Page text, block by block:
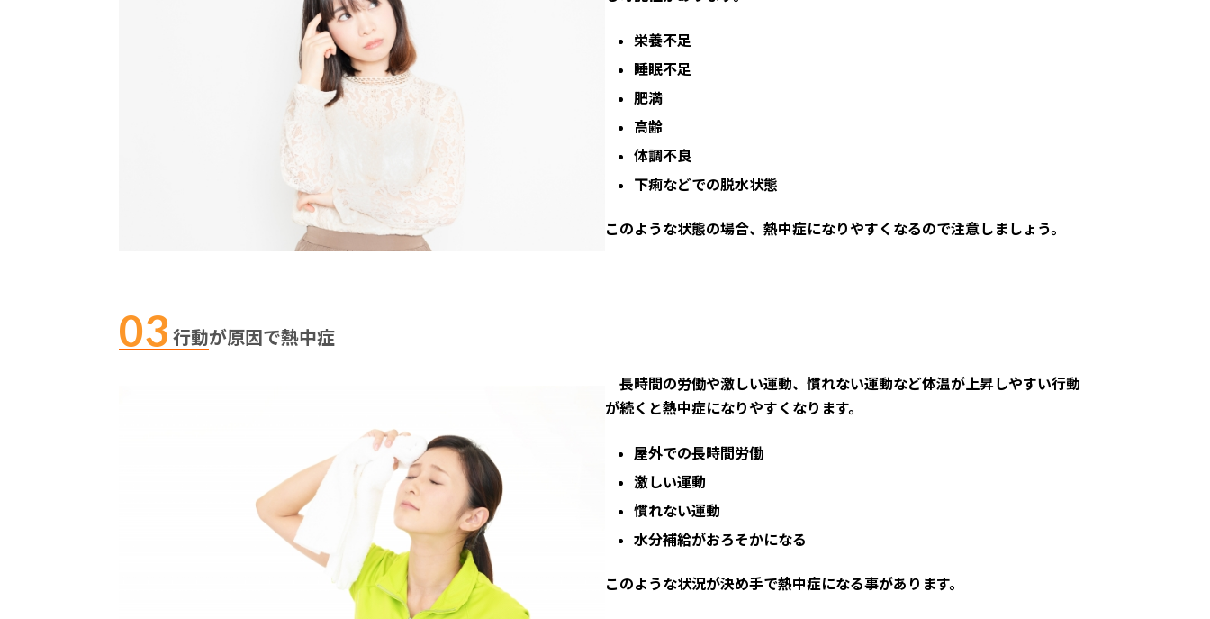
栄養不足
睡眠不足
肥満
高齢
体調不良
下痢などでの脱水状態
このような状態の場合、熱中症になりやすくなるので注意しましょう。
行動が原因で熱中症
長時間の労働や激しい運動、慣れない運動など体温が上昇しやすい行動
が続くと熱中症になりやすくなります。
屋外での長時間労働
激しい運動
慣れない運動
水分補給がおろそかになる
このような状況が決め手で熱中症になる事があります。